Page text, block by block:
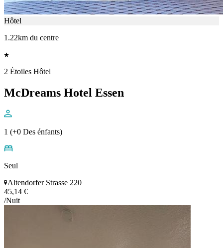
Hôtel
1.22km du centre
2 Étoiles Hôtel
McDreams Hotel Essen
1 (+0 Des énfants)
Seul
Altendorfer Strasse 220
45,14 €
/Nuit